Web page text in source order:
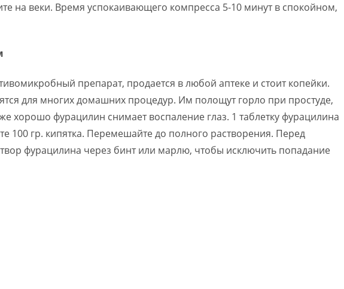
на веки. Время успокаивающего компресса 5-10 минут в спокойном,
препарат, продается в любой аптеке и стоит копейки.
для многих домашних процедур. Им полощут горло при простуде,
хорошо фурацилин снимает воспаление глаз. 1 таблетку фурацилина
100 гр. кипятка. Перемешайте до полного растворения. Перед
фурацилина через бинт или марлю, чтобы исключить попадание